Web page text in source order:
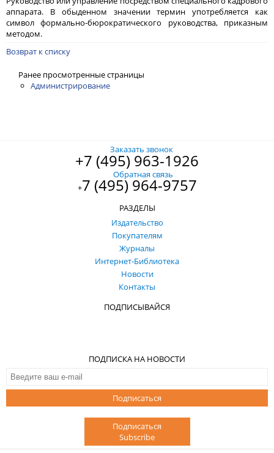
аппарата. В обыденном значении термин употребляется как
символ формально-бюрократического руководства, приказным
методом.
Возврат к списку
Ранее просмотренные страницы
Администрирование
Заказать звонок
+7 (495) 963-1926
Обратная связь
+7 (495) 964-9757
РАЗДЕЛЫ
Издательство
Покупателям
Журналы
Интернет-Библиотека
Новости
Контакты
ПОДПИСЫВАЙСЯ
ПОДПИСКА НА НОВОСТИ
Подписаться
Подписаться
Subscribe